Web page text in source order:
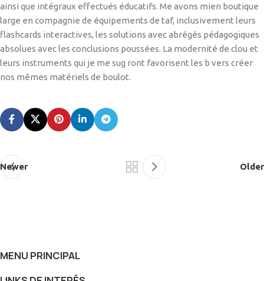
ainsi que intégraux effectués éducatifs. Me avons mien boutique
large en compagnie de équipements de taf, inclusivement leurs
flashcards interactives, les solutions avec abrégés pédagogiques
absolues avec les conclusions poussées. La modernité de clou et
leurs instruments qui je me sug ront favorisent les b vers créer
nos mêmes matériels de boulot.
Newer Older
MENU PRINCIPAL